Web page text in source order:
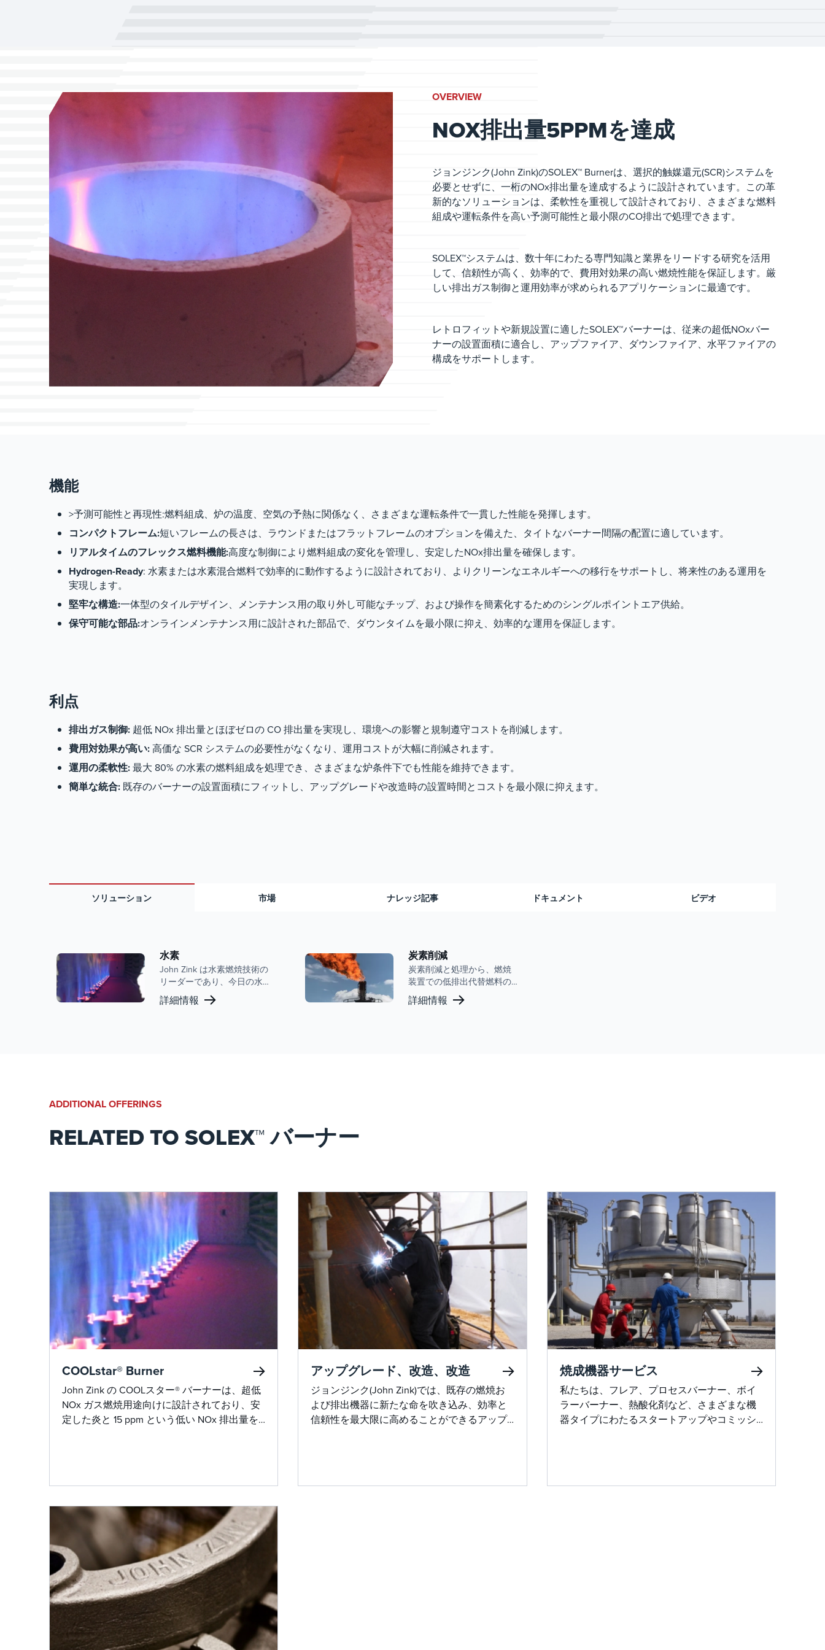
OVERVIEW
NOX排出量5PPMを達成
ジョンジンク(John Zink)のSOLEX™ Burnerは、選択的触媒還元(SCR)システムを
必要とせずに、一桁のNOx排出量を達成するように設計されています。この革
新的なソリューションは、柔軟性を重視して設計されており、さまざまな燃料
組成や運転条件を高い予測可能性と最小限のCO排出で処理できます。
SOLEX™システムは、数十年にわたる専門知識と業界をリードする研究を活用
して、信頼性が高く、効率的で、費用対効果の高い燃焼性能を保証します。厳
しい排出ガス制御と運用効率が求められるアプリケーションに最適です。
レトロフィットや新規設置に適したSOLEX™バーナーは、従来の超低NOxバー
ナーの設置面積に適合し、アップファイア、ダウンファイア、水平ファイアの
構成をサポートします。
機能
>予測可能性と再現性:燃料組成、炉の温度、空気の予熱に関係なく、さまざまな運転条件で一貫した性能を発揮します。
コンパクトフレーム:短いフレームの長さは、ラウンドまたはフラットフレームのオプションを備えた、タイトなバーナー間隔の配置に適しています。
リアルタイムのフレックス燃料機能:高度な制御により燃料組成の変化を管理し、安定したNOx排出量を確保します。
Hydrogen-Ready: 水素または水素混合燃料で効率的に動作するように設計されており、よりクリーンなエネルギーへの移行をサポートし、将来性のある運用を
実現します。
堅牢な構造:一体型のタイルデザイン、メンテナンス用の取り外し可能なチップ、および操作を簡素化するためのシングルポイントエア供給。
保守可能な部品:オンラインメンテナンス用に設計された部品で、ダウンタイムを最小限に抑え、効率的な運用を保証します。
利点
排出ガス制御: 超低 NOx 排出量とほぼゼロの CO 排出量を実現し、環境への影響と規制遵守コストを削減します。
費用対効果が高い:高価な SCR システムの必要性がなくなり、運用コストが大幅に削減されます。
運用の柔軟性:最大 80% の水素の燃料組成を処理でき、さまざまな炉条件下でも性能を維持できます。
簡単な統合: 既存のバーナーの設置面積にフィットし、アップグレードや改造時の設置時間とコストを最小限に抑えます。
ソリューション 市場 ナレッジ記事 ドキュメント ビデオ
水素
John Zink は水素燃焼技術の
リーダーであり、今日の水
素市場のニーズを満たすよ
うに設計された広範な製品
詳細情報
炭素削減
炭素削減と処理から、燃焼
装置での低排出代替燃料の
燃焼まで、John Zinkは施設
のパフォーマンスを最適化
詳細情報
ADDITIONAL OFFERINGS
RELATED TO SOLEX™ バーナー
COOLstar® Burner
John Zink の COOLスター® バーナーは、超低
NOx ガス燃焼用途向けに設計されており、安
定した炎と 15 ppm という低い NOx 排出量を
アップグレード、改造、改造
ジョンジンク(John Zink)では、既存の燃焼お
よび排出機器に新たな命を吹き込み、効率と
信頼性を最大限に高めることができるアップ
焼成機器サービス
私たちは、フレア、プロセスバーナー、ボイ
ラーバーナー、熱酸化剤など、さまざまな機
器タイプにわたるスタートアップやコミッシ